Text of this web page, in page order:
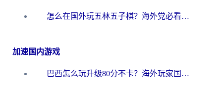
怎么在国外玩五林五子棋？海外党必看的回国加速全攻略（附优酷荔枝FM解决方法）
加速国内游戏
巴西怎么玩升级80分不卡？海外玩家国服游戏加速器终极指南（附避坑技巧）